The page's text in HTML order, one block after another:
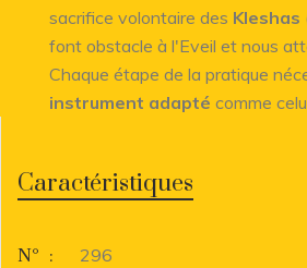
sacrifice volontaire des Kleshas
font obstacle à l'Eveil et nous
Chaque étape de la pratique
instrument adapté comme
Caractéristiques
N° :
296